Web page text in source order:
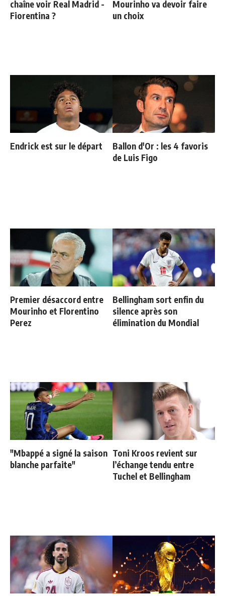
chaîne voir Real Madrid -
Fiorentina ?
Mourinho va devoir faire
un choix
Endrick est sur le départ
Ballon d'Or : les 4 favoris
de Luis Figo
Premier désaccord entre
Mourinho et Florentino
Perez
Bellingham sort enfin du
silence après son
élimination du Mondial
"Mbappé a signé la saison
blanche parfaite"
Toni Kroos revient sur
l’échange tendu entre
Tuchel et Bellingham